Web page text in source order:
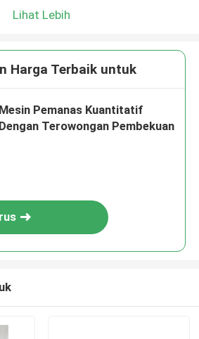
Lihat Lebih
Harga Terbaik untuk
Mesin Pemanas Kuantitatif
Dengan Terowongan Pembekuan